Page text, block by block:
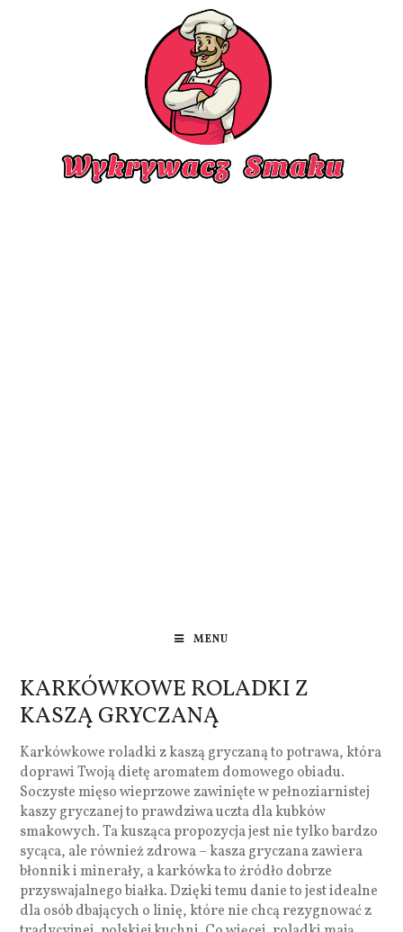
MENU
KARKÓWKOWE ROLADKI Z
KASZĄ GRYCZANĄ
Karkówkowe roladki z kaszą gryczaną to potrawa, która
doprawi Twoją dietę aromatem domowego obiadu.
Soczyste mięso wieprzowe zawinięte w pełnoziarnistej
kaszy gryczanej to prawdziwa uczta dla kubków
smakowych. Ta kusząca propozycja jest nie tylko bardzo
sycąca, ale również zdrowa – kasza gryczana zawiera
błonnik i minerały, a karkówka to źródło dobrze
przyswajalnego białka. Dzięki temu danie to jest idealne
dla osób dbających o linię, które nie chcą rezygnować z